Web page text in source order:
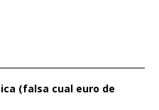
(falsa cual euro de